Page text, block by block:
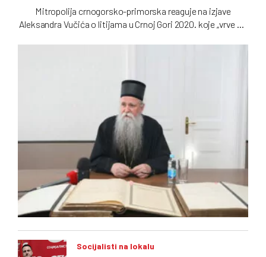
Mitropolija crnogorsko-primorska reaguje na izjave
Aleksandra Vučića o litijama u Crnoj Gori 2020. koje „vrve od
Socijalisti na lokalu